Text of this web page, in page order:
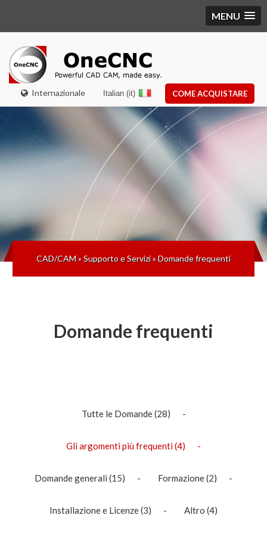
MENU
Internazionale COME ACQUISTARE
Italian (it)
CAD/CAM»Supporto e Servizi»Domande frequenti
Domande frequenti
Tutte le Domande(28)
Gli argomenti più frequenti(4)
Domande generali (15) Formazione(2)
Installazione e Licenze(3) Altro (4)